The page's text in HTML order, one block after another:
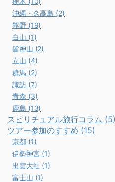
沖縄・久高島 (2)
熊野 (19)
白山 (1)
皆神山 (2)
立山 (4)
群馬 (2)
諏訪 (7)
青森 (3)
鹿島 (13)
スピリチュアル旅行コラム (5)
ツアー参加のすすめ (15)
京都 (1)
伊勢神宮 (1)
出雲大社 (1)
富士山 (1)